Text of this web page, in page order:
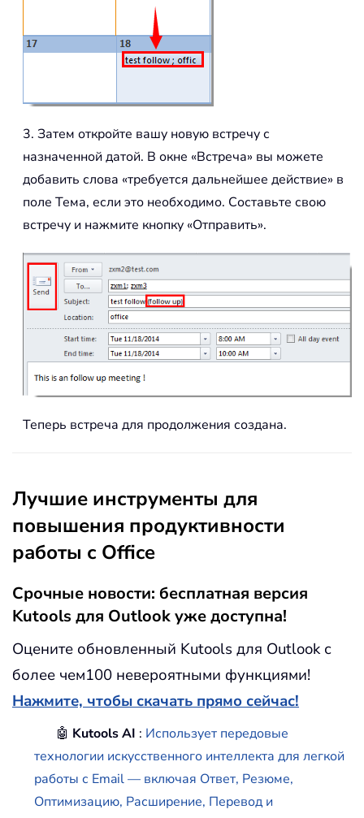
3. Затем откройте вашу новую встречу с
назначенной датой. В окне «Встреча» вы можете
добавить слова «требуется дальнейшее действие» в
поле Тема, если это необходимо. Составьте свою
встречу и нажмите кнопку «Отправить».
Теперь встреча для продолжения создана.
Лучшие инструменты для
повышения продуктивности
работы с Office
Срочные новости: бесплатная версия
Kutools для Outlook уже доступна!
Оцените обновленный Kutools для Outlook с
более чем100 невероятными функциями!
Нажмите, чтобы скачать прямо сейчас!
🤖 Kutools AI : Использует передовые
технологии искусственного интеллекта для легкой
работы с Email — включая Ответ, Резюме,
Оптимизацию, Расширение, Перевод и